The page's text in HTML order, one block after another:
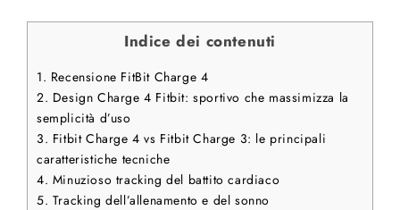
Indice dei contenuti
1. Recensione FitBit Charge 4
2. Design Charge 4 Fitbit: sportivo che massimizza la
semplicità d’uso
3. Fitbit Charge 4 vs Fitbit Charge 3: le principali
caratteristiche tecniche
4. Minuzioso tracking del battito cardiaco
5. Tracking dell’allenamento e del sonno